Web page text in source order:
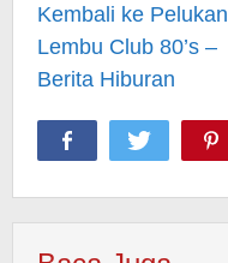
Kembali ke Pelukan
Lembu Club 80’s –
Berita Hiburan